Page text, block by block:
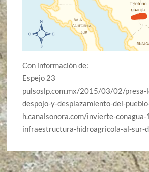
Con información de:
Espejo 23
pulsoslp.com.mx/2015/03/02/presa-
despojo-y-desplazamiento-del-
h.canalsonora.com/invierte-
infraestructura-hidroagricola-al-sur-